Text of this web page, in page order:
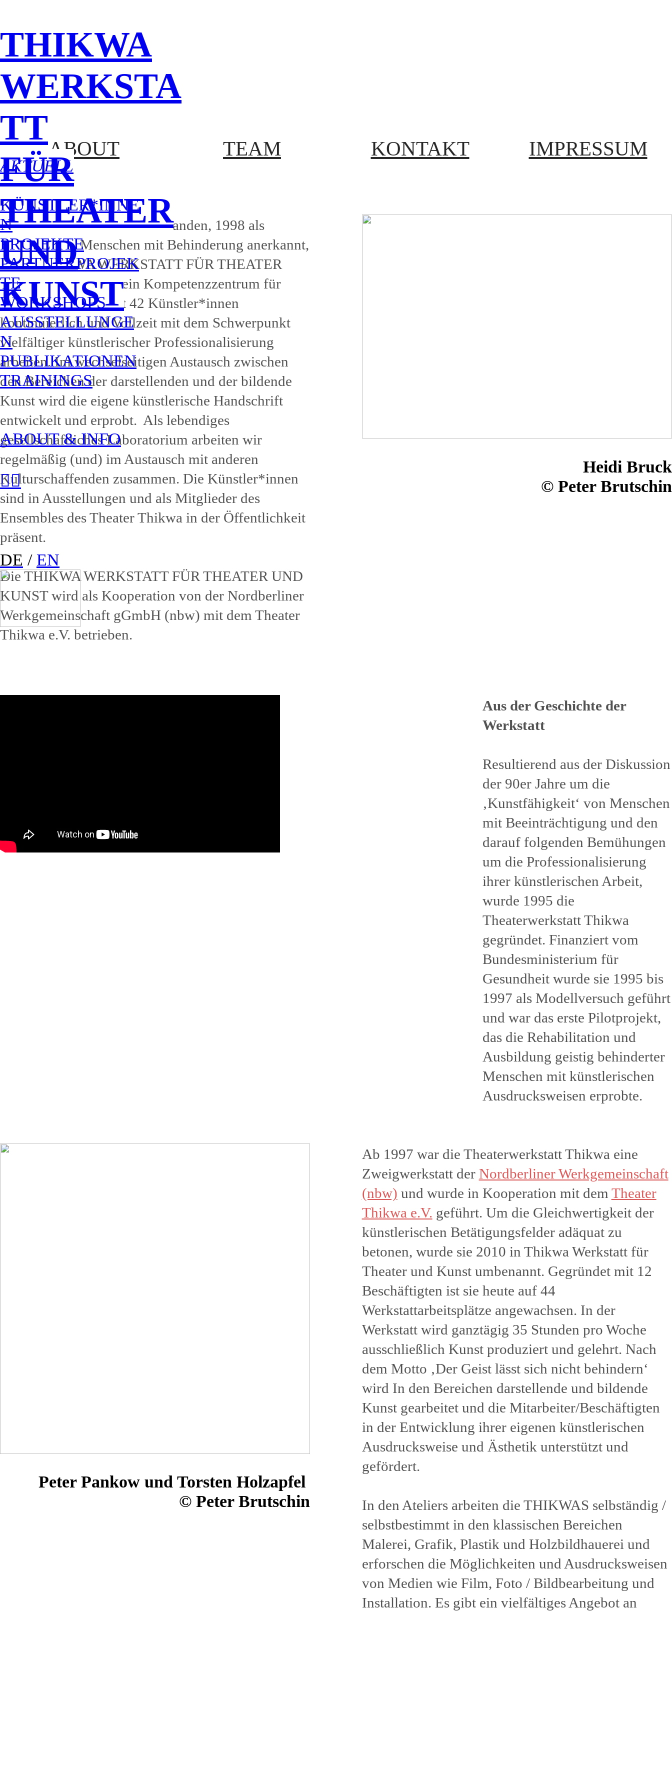
AKTUELL
KÜNSTLER*INNE
N
PROJEKTE
PARTNERPROJEK
TE
WORKSHOPS
AUSSTELLUNGE
N
PUBLIKATIONEN
TRAININGS
ABOUT & INFO
︎︎
DE / EN
THIKWA
WERKSTA
TT
FÜR
THEATER
UND
KUNST
ABOUT TEAM KONTAKT IMPRESSUM
1995 als Modellversuch entstanden, 1998 als
Werkstatt für Menschen mit Behinderung anerkannt,
ist die THIKWA WERKSTATT FÜR THEATER
UND KUNST heute ein Kompetenzzentrum für
Kunst, in dem derzeit 42 Künstler*innen
kontinuierlich und Vollzeit mit dem Schwerpunkt
vielfältiger künstlerischer Professionalisierung
arbeiten. Im wechselseitigen Austausch zwischen
den Bereichen der darstellenden und der bildende
Kunst wird die eigene künstlerische Handschrift
entwickelt und erprobt. Als lebendiges
gesellschaftliches Laboratorium arbeiten wir
regelmäßig (und) im Austausch mit anderen
Kulturschaffenden zusammen. Die Künstler*innen
sind in Ausstellungen und als Mitglieder des
Ensembles des Theater Thikwa in der Öffentlichkeit
präsent.
Die THIKWA WERKSTATT FÜR THEATER UND
KUNST wird als Kooperation von der Nordberliner
Werkgemeinschaft gGmbH (nbw) mit dem Theater
Thikwa e.V. betrieben.
Heidi Bruck
© Peter Brutschin
Aus der Geschichte der
Werkstatt
Resultierend aus der Diskussion
der 90er Jahre um die
‚Kunstfähigkeit‘ von Menschen
mit Beeinträchtigung und den
darauf folgenden Bemühungen
um die Professionalisierung
ihrer künstlerischen Arbeit,
wurde 1995 die
Theaterwerkstatt Thikwa
gegründet. Finanziert vom
Bundesministerium für
Gesundheit wurde sie 1995 bis
1997 als Modellversuch geführt
und war das erste Pilotprojekt,
das die Rehabilitation und
Ausbildung geistig behinderter
Menschen mit künstlerischen
Ausdrucksweisen erprobte.
Peter Pankow und Torsten Holzapfel
© Peter Brutschin
Ab 1997 war die Theaterwerkstatt Thikwa eine
Zweigwerkstatt der Nordberliner Werkgemeinschaft
(nbw) und wurde in Kooperation mit dem Theater
Thikwa e.V. geführt. Um die Gleichwertigkeit der
künstlerischen Betätigungsfelder adäquat zu
betonen, wurde sie 2010 in Thikwa Werkstatt für
Theater und Kunst umbenannt. Gegründet mit 12
Beschäftigten ist sie heute auf 44
Werkstattarbeitsplätze angewachsen. In der
Werkstatt wird ganztägig 35 Stunden pro Woche
ausschließlich Kunst produziert und gelehrt. Nach
dem Motto ‚Der Geist lässt sich nicht behindern‘
wird In den Bereichen darstellende und bildende
Kunst gearbeitet und die Mitarbeiter/Beschäftigten
in der Entwicklung ihrer eigenen künstlerischen
Ausdrucksweise und Ästhetik unterstützt und
gefördert.
In den Ateliers arbeiten die THIKWAS selbständig /
selbstbestimmt in den klassischen Bereichen
Malerei, Grafik, Plastik und Holzbildhauerei und
erforschen die Möglichkeiten und Ausdrucksweisen
von Medien wie Film, Foto / Bildbearbeitung und
Installation. Es gibt ein vielfältiges Angebot an